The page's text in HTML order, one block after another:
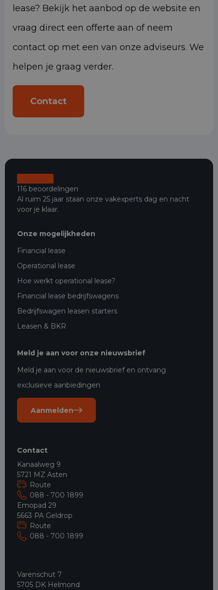
lease? Bekijk het aanbod op de website en
vraag direct een offerte aan of neem
contact op met een van onze adviseurs. We
helpen je graag verder.
Contact
116 beoordelingen
Al ruim 25 jaar staan onze vakexperts dag en nacht
voor je klaar.
Onze mogelijkheden
Financial lease
Operational lease
Hoe werkt operational lease?
Financial lease bedrijfswagens
Bedrijfswagen leasen starters
Leasen & BKR
Meld je aan voor onze nieuwsbrief
Meld je aan voor de nieuwsbrief en ontvang
exclusieve aanbiedingen
Aanmelden
Contact
Kanaalweg 9
5721 MZ Asten
Route
088 - 700 1899
Emopad 29
5663 PA Geldrop
Route
088 - 700 1899
Varenschut 7
5705 DK Helmond